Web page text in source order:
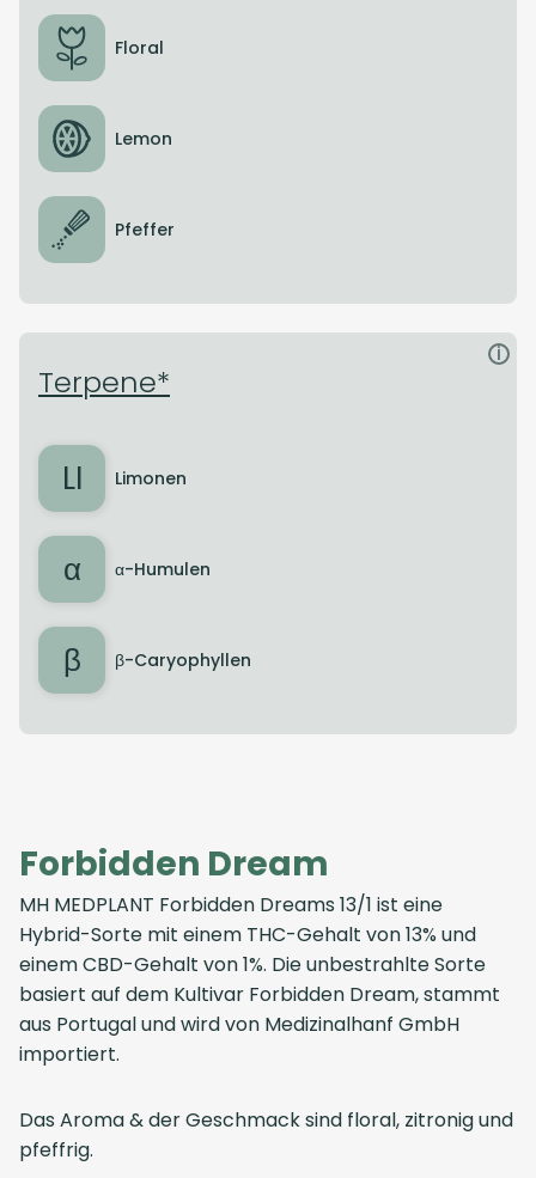
Floral
Lemon
Pfeffer
Terpene*
i
LI Limonen
α α-Humulen
β β-Caryophyllen
Forbidden Dream
MH MEDPLANT Forbidden Dreams 13/1 ist eine
Hybrid-Sorte mit einem THC-Gehalt von 13% und
einem CBD-Gehalt von 1%. Die unbestrahlte Sorte
basiert auf dem Kultivar Forbidden Dream, stammt
aus Portugal und wird von Medizinalhanf GmbH
importiert.
Das Aroma & der Geschmack sind floral, zitronig und
pfeffrig.